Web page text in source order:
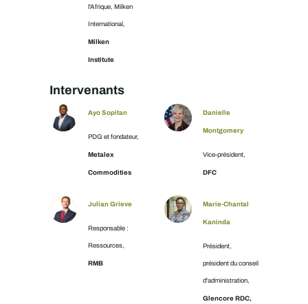
l'Afrique, Milken
International,
Milken
Institute
Intervenants
Ayo Sopitan
PDG et fondateur,
Metalex
Commodities
Danielle
Montgomery
Vice-président,
DFC
Julian Grieve
Responsable :
Ressources,
RMB
Marie-Chantal
Kaninda
Président,
président du conseil
d'administration,
Glencore RDC,